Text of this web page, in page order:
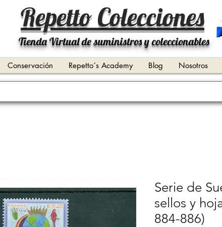
Repetto Colecciones
Tienda Virtual de suministros y coleccionables
Conservación Repetto´s Academy Blog Nosotros
Serie de
sellos y
884-886)